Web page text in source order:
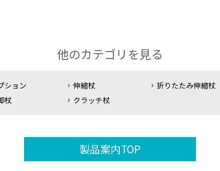
他のカテゴリを見る
ション 伸縮杖
折りたたみ伸縮杖
杖
クラッチ杖
製品案内TOP